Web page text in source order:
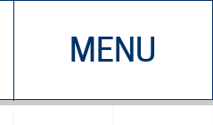
MENU
CHI SIAMO